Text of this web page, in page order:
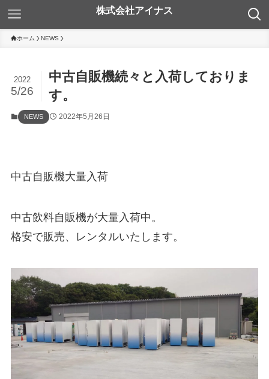
ホーム NEWS
中古自販機続々と入荷しておりま
す。
2022
5/26
NEWS 2022年5月26日
中古自販機大量入荷
中古飲料自販機が大量入荷中。
格安で販売、レンタルいたします。